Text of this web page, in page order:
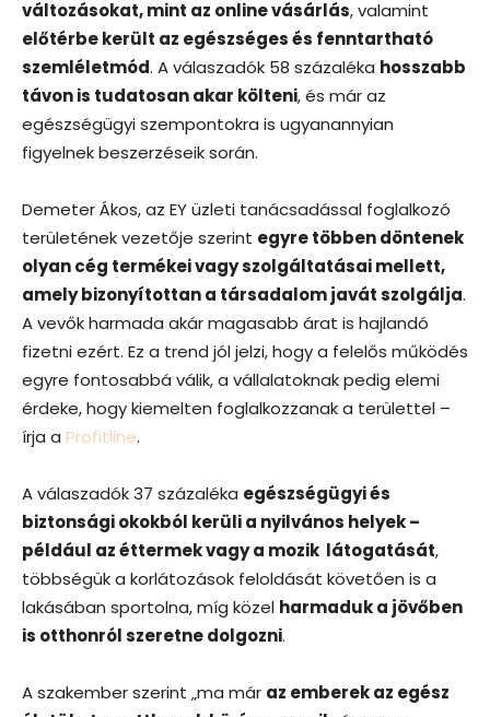
változásokat, mint az online vásárlás, valamint
előtérbe került az egészséges és fenntartható
szemléletmód. A válaszadók 58 százaléka hosszabb
távon is tudatosan akar költeni, és már az
egészségügyi szempontokra is ugyanannyian
figyelnek beszerzéseik során.
Demeter Ákos, az EY üzleti tanácsadással foglalkozó
területének vezetője szerint egyre többen döntenek
olyan cég termékei vagy szolgáltatásai mellett,
amely bizonyítottan a társadalom javát szolgálja.
A vevők harmada akár magasabb árat is hajlandó
fizetni ezért. Ez a trend jól jelzi, hogy a felelős működés
egyre fontosabbá válik, a vállalatoknak pedig elemi
érdeke, hogy kiemelten foglalkozzanak a területtel –
írja a Profitline.
A válaszadók 37 százaléka egészségügyi és
biztonsági okokból kerüli a nyilvános helyek –
például az éttermek vagy a mozik látogatását,
többségük a korlátozások feloldását követően is a
lakásában sportolna, míg közel harmaduk a jövőben
is otthonról szeretne dolgozni.
A szakember szerint „ma már az emberek az egész